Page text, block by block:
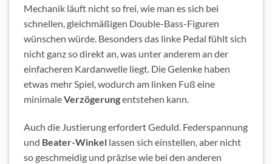
Mechanik läuft nicht so frei, wie man es sich bei
schnellen, gleichmäßigen Double-Bass-Figuren
wünschen würde. Besonders das linke Pedal fühlt sich
nicht ganz so direkt an, was unter anderem an der
einfacheren Kardanwelle liegt. Die Gelenke haben
etwas mehr Spiel, wodurch am linken Fuß eine
minimaleVerzögerungentstehen kann.
Auch die Justierung erfordert Geduld. Federspannung
und Beater-Winkel lassen sich einstellen, aber nicht
so geschmeidig und präzise wie bei den anderen